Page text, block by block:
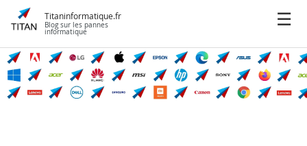
Titaninformatique.fr
Blog sur les pannes
informatique